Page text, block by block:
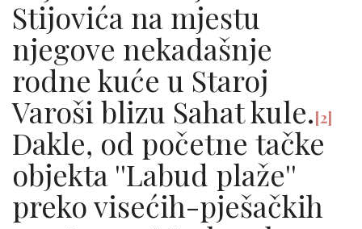
Stijovića na mjestu
njegove nekadašnje
rodne kuće u Staroj
Varoši blizu Sahat kule.[2]
Dakle, od početne tačke
objekta ''Labud plaže''
preko visećih-pješačkih